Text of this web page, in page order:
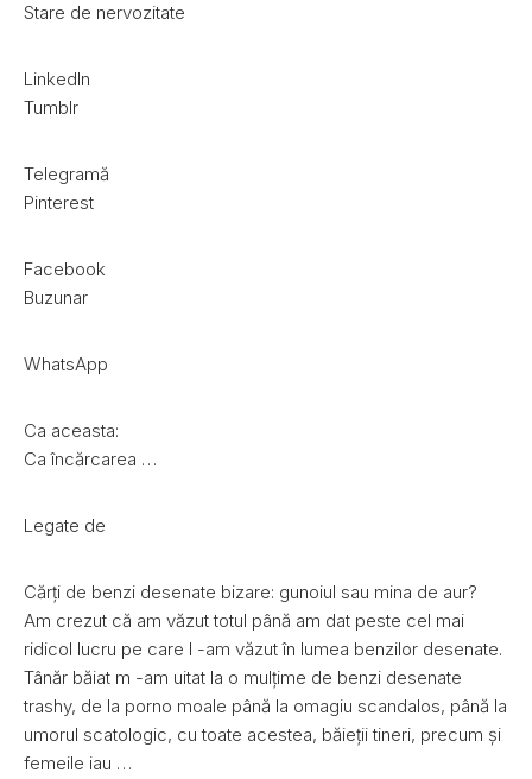
Stare de nervozitate
LinkedIn
Tumblr
Telegramă
Pinterest
Facebook
Buzunar
WhatsApp
Ca aceasta:
Ca încărcarea …
Legate de
Cărți de benzi desenate bizare: gunoiul sau mina de aur?
Am crezut că am văzut totul până am dat peste cel mai
ridicol lucru pe care l -am văzut în lumea benzilor desenate.
Tânăr băiat m -am uitat la o mulțime de benzi desenate
trashy, de la porno moale până la omagiu scandalos, până la
umorul scatologic, cu toate acestea, băieții tineri, precum și
femeile iau …